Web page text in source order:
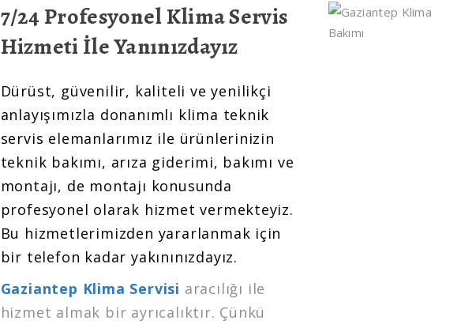
7/24 Profesyonel Klima Servis
Hizmeti İle Yanınızdayız
Dürüst, güvenilir, kaliteli ve yenilikçi
anlayışımızla donanımlı klima teknik
servis elemanlarımız ile ürünlerinizin
teknik bakımı, arıza giderimi, bakımı ve
montajı, de montajı konusunda
profesyonel olarak hizmet vermekteyiz.
Bu hizmetlerimizden yararlanmak için
bir telefon kadar yakınınızdayız.
Gaziantep Klima Servisi aracılığı ile
hizmet almak bir ayrıcalıktır. Çünkü